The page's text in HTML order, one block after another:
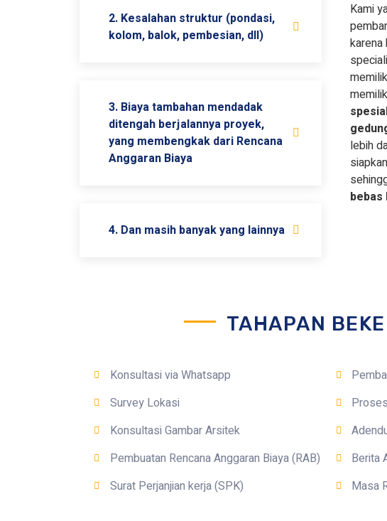
2. Kesalahan struktur (pondasi,
kolom, balok, pembesian, dll)
3. Biaya tambahan mendadak
ditengah berjalannya proyek,
yang membengkak dari Rencana
Anggaran Biaya
4. Dan masih banyak yang lainnya
Kami
karena
lebih
TAHAPAN
Konsultasi via Whatsapp
Survey Lokasi
Konsultasi Gambar Arsitek
Pembuatan Rencana Anggaran Biaya (RAB)
Surat Perjanjian kerja (SPK)
Berita
Masa